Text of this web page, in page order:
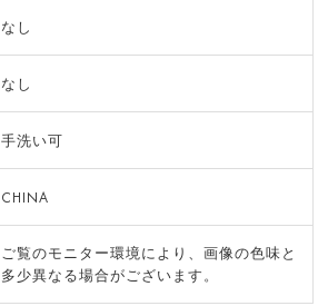
なし
なし
手洗い可
CHINA
ご覧のモニター環境により、画像の色味と
多少異なる場合がございます。